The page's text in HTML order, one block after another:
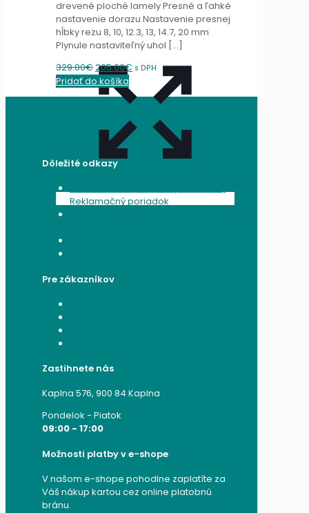
drevené ploché lamely Presné a ľahké
nastavenie dorazu Nastavenie presnej
hĺbky rezu 8, 10, 12.3, 13, 14.7, 20 mm
Plynule nastaviteľný uhol […]
329.00€Original
price
was:
329.00€.
205.00€ Current
is:
205.00€.
s DPH
Pridať do košíka
Dôležité odkazy
Reklamačný poriadok
Pre zákazníkov
Zastihnete nás
Kaplna 576, 900 84 Kaplna
Pondelok - Piatok
09:00 - 17:00
Možnosti platby v e-shope
V našom e-shope pohodlne zaplatíte za
Váš nákup kartou cez online platobnú
bránu.